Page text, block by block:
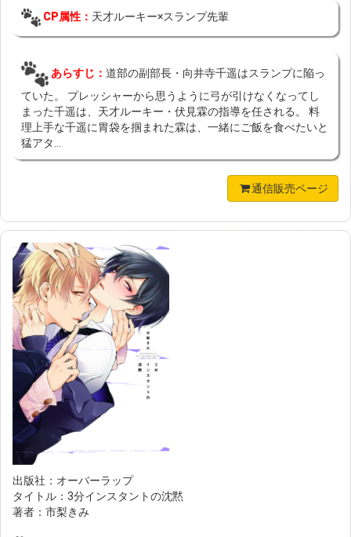
CP属性： 天才ルーキー×スランプ先輩
あらすじ： 道部の副部長・向井寺千遥はスランプに陥っ
ていた。 プレッシャーから思うように弓が引けなくなってし
まった千遥は、天才ルーキー・伏見霖の指導を任される。 料
理上手な千遥に胃袋を掴まれた霖は、一緒にご飯を食べたいと
猛アタ...
通信販売ページ
出版社：オーバーラップ
タイトル：3分インスタントの沈黙
著者：市梨きみ